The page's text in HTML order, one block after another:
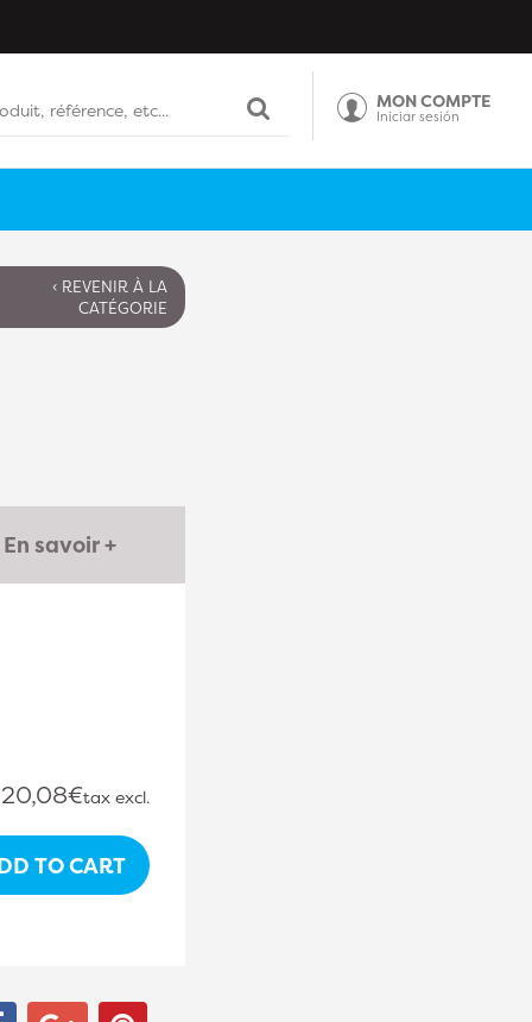
MON COMPTE
Iniciar sesión
‹ REVENIR À LA
CATÉGORIE
En savoir +
20,08€tax excl.
TO CART